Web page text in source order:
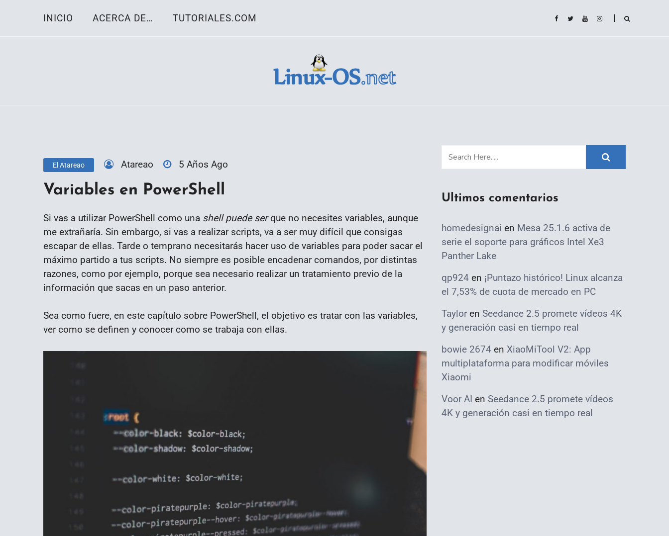
INICIO ACERCA DE… TUTORIALES.COM
El Atareao Atareao 5 Años Ago
Variables en PowerShell
Si vas a utilizar PowerShell como una shell puede serque no necesites variables, aunque
me extrañaría. Sin embargo, si vas a realizar scripts, va a ser muy difícil que consigas
escapar de ellas. Tarde o temprano necesitarás hacer uso de variables para poder sacar el
máximo partido a tus scripts. No siempre es posible encadenar comandos, por distintas
razones, como por ejemplo, porque sea necesario realizar un tratamiento previo de la
información que sacas en un paso anterior.
Sea como fuere, en este capítulo sobre PowerShell, el objetivo es tratar con las variables,
ver como se definen y conocer como se trabaja con ellas.
Ultimos comentarios
homedesignai en Mesa 25.1.6 activa de
serie el soporte para gráficos Intel Xe3
Panther Lake
qp924 en ¡Puntazo histórico! Linux alcanza
el 7,53% de cuota de mercado en PC
Taylor en Seedance 2.5 promete vídeos 4K
y generación casi en tiempo real
bowie 2674 en XiaoMiTool V2: App
multiplataforma para modificar móviles
Xiaomi
Voor AI en Seedance 2.5 promete vídeos
4K y generación casi en tiempo real